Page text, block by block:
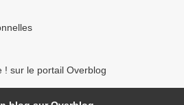
! sur le portail Overblog